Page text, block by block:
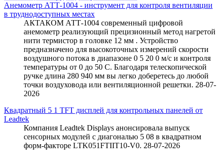
Анемометр АТТ-1004 - инструмент для контроля вентиляции
в труднодоступных местах
АКТАКОМ АТТ-1004 современный цифровой
анемометр реализующий прецизионный метод нагретой
нити термистор в головке 12 мм . Устройство
предназначено для высокоточных измерений скорости
воздушного потока в диапазоне 0 5 20 0 м/с и контроля
температуры от 0 до 50 C. Благодаря телескопической
ручке длина 280 940 мм вы легко доберетесь до любой
точки воздуховода или вентиляционной решетки. 28-07-
2026
Квадратный 5 1 TFT дисплей для контрольных панелей от
Leadtek
Компания Leadtek Displays анонсировала выпуск
сенсорных модулей с диагональю 5 08 в квадратном
форм-факторе LTK051FTIIT10-V0. 28-07-2026